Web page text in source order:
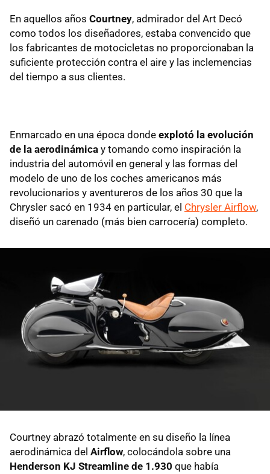
En aquellos años Courtney, admirador del Art Decó
como todos los diseñadores, estaba convencido que
los fabricantes de motocicletas no proporcionaban la
suficiente protección contra el aire y las inclemencias
del tiempo a sus clientes.
Enmarcado en una época donde explotó la evolución
de la aerodinámica y tomando como inspiración la
industria del automóvil en general y las formas del
modelo de uno de los coches americanos más
revolucionarios y aventureros de los años 30 que la
Chrysler sacó en 1934 en particular, el Chrysler Airflow,
diseñó un carenado (más bien carrocería) completo.
Courtney abrazó totalmente en su diseño la línea
aerodinámica del Airflow, colocándola sobre una
Henderson KJ Streamline de 1.930 que había